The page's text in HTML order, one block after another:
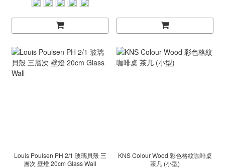
Louis Poulsen PH 2/1 玻璃貝殼 三
層次 壁燈 20cm Glass Wall
KNS Colour Wood 彩色格紋咖啡桌
茶几 (小型)